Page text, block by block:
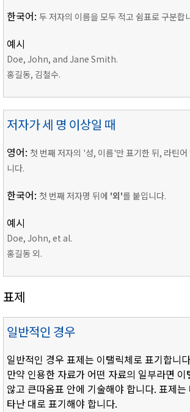
한국어: 두 저자의 이름을 모두 적고 쉼표로 구분합
예시
Doe, John, and Jane Smith.
홍길동, 김철수.
저자가 세 명 이상일 때
영어: 첫 번째 저자의 '성, 이름'만 표기한 뒤, 라틴어
니다.
한국어: 첫 번째 저자명 뒤에 '외'를 붙입니다.
예시
Doe, John, et al.
홍길동 외.
표제
일반적인 경우
일반적인 경우 표제는 이탤릭체로 표기합니
만약 인용한 자료가 어떤 자료의 일부라면 이
않고 큰따옴표 안에 기술해야 합니다. 표제
타난 대로 표기해야 합니다.